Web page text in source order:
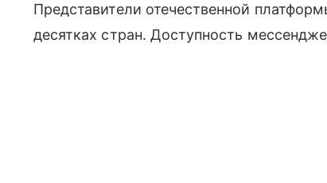
Представители отечественной
десятках стран. Доступность